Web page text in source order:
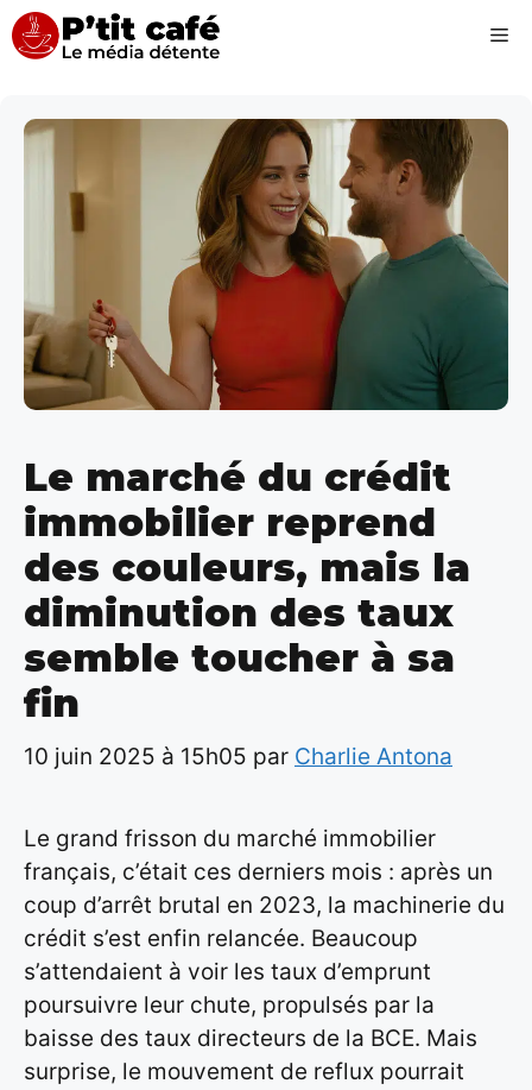
Aller
au
Le marché du crédit
immobilier reprend
des couleurs, mais la
diminution des taux
semble toucher à sa
fin
10 juin 2025 à 15h05 par Charlie Antona
Le grand frisson du marché immobilier
français, c’était ces derniers mois : après un
coup d’arrêt brutal en 2023, la machinerie du
crédit s’est enfin relancée. Beaucoup
s’attendaient à voir les taux d’emprunt
poursuivre leur chute, propulsés par la
baisse des taux directeurs de la BCE. Mais
surprise, le mouvement de reflux pourrait